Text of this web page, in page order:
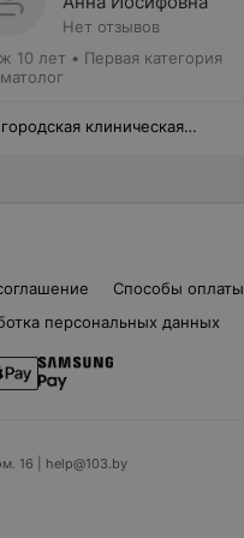
Нет отзывов
10 лет • Первая категория
клиническая
Способы оплаты
персональных данных
16 | help@103.by